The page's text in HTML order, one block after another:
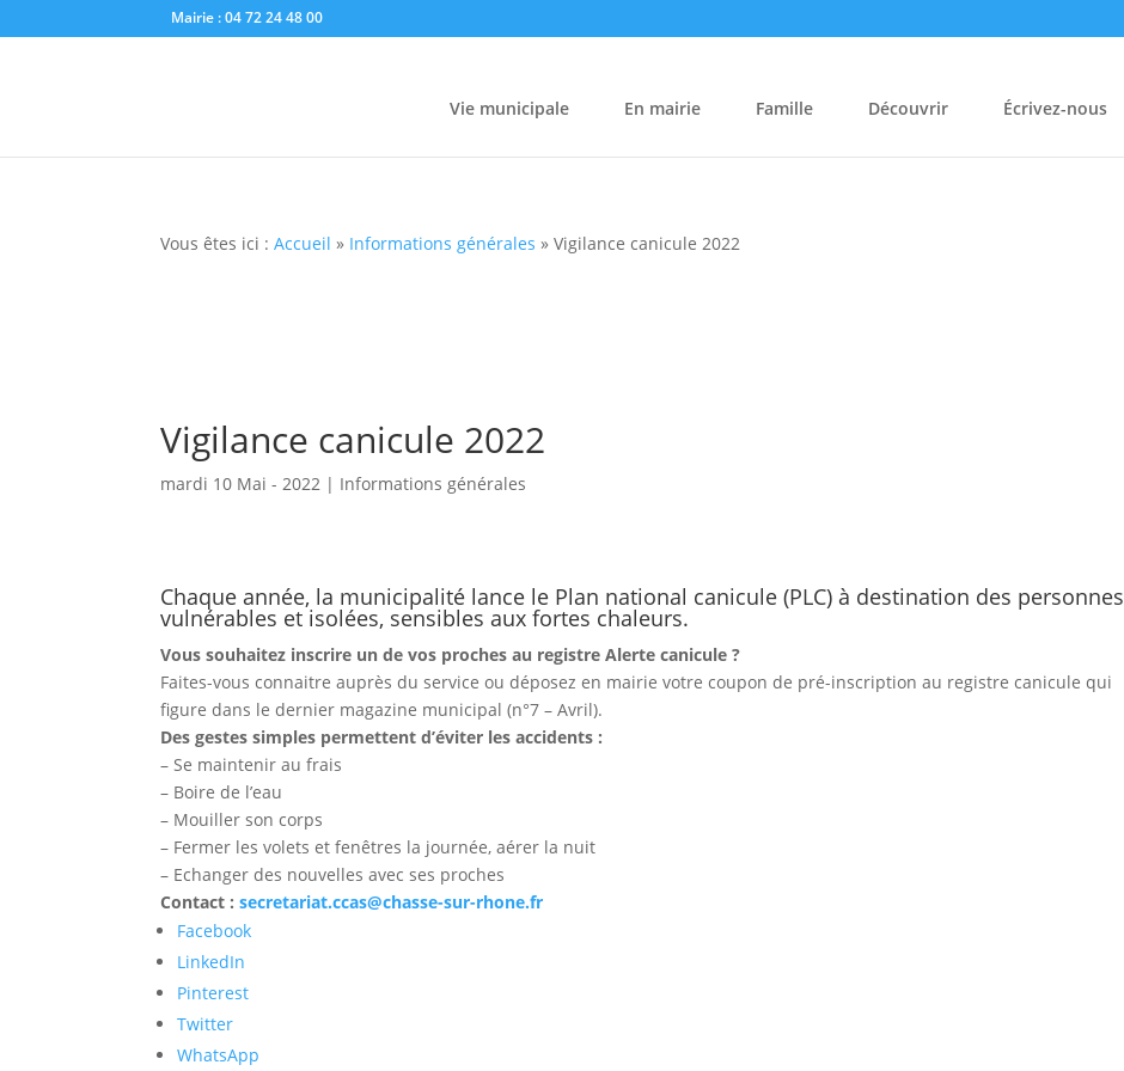
Mairie : 04 72 24 48 00
Vie municipale En mairie Famille Découvrir Écrivez-nous
Vous êtes ici :Accueil » Informations générales »Vigilance canicule 2022
Vigilance canicule 2022
mardi 10 Mai - 2022 | Informations générales
Chaque année, la municipalité lance le Plan national canicule (PLC) à destination des personnes
vulnérables et isolées, sensibles aux fortes chaleurs.
Vous souhaitez inscrire un de vos proches au registre Alerte canicule ?
Faites-vous connaitre auprès du service ou déposez en mairie votre coupon de pré-inscription au registre canicule qui
figure dans le dernier magazine municipal (n°7 – Avril).
Des gestes simples permettent d’éviter les accidents :
– Se maintenir au frais
– Boire de l’eau
– Mouiller son corps
– Fermer les volets et fenêtres la journée, aérer la nuit
– Echanger des nouvelles avec ses proches
Contact :secretariat.ccas@chasse-sur-rhone.fr
Partager
la
publication
2022"
Facebook
LinkedIn
Pinterest
Twitter
WhatsApp